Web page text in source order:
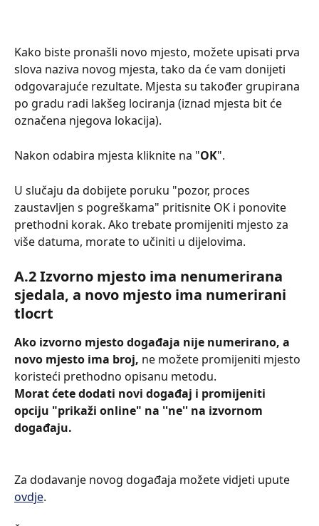
Kako biste pronašli novo mjesto, možete upisati prva
slova naziva novog mjesta, tako da će vam donijeti
odgovarajuće rezultate. Mjesta su također grupirana
po gradu radi lakšeg lociranja (iznad mjesta bit će
označena njegova lokacija).
Nakon odabira mjesta kliknite na "OK".
U slučaju da dobijete poruku "pozor, proces
zaustavljen s pogreškama" pritisnite OK i ponovite
prethodni korak. Ako trebate promijeniti mjesto za
više datuma, morate to učiniti u dijelovima.
Α.2 Izvorno mjesto ima nenumerirana
sjedala, a novo mjesto ima numerirani
tlocrt
Ako izvorno mjesto događaja nije numerirano, a
novo mjesto ima broj, ne možete promijeniti mjesto
koristeći prethodno opisanu metodu.
Morat ćete dodati novi događaj i promijeniti
opciju "prikaži online" na ''ne'' na izvornom
događaju.
Za dodavanje novog događaja možete vidjeti upute
ovdje.